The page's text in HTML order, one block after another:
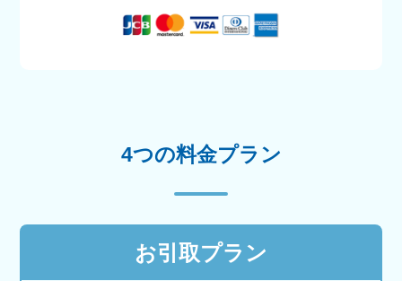
4つの料金プラン
お引取プラン